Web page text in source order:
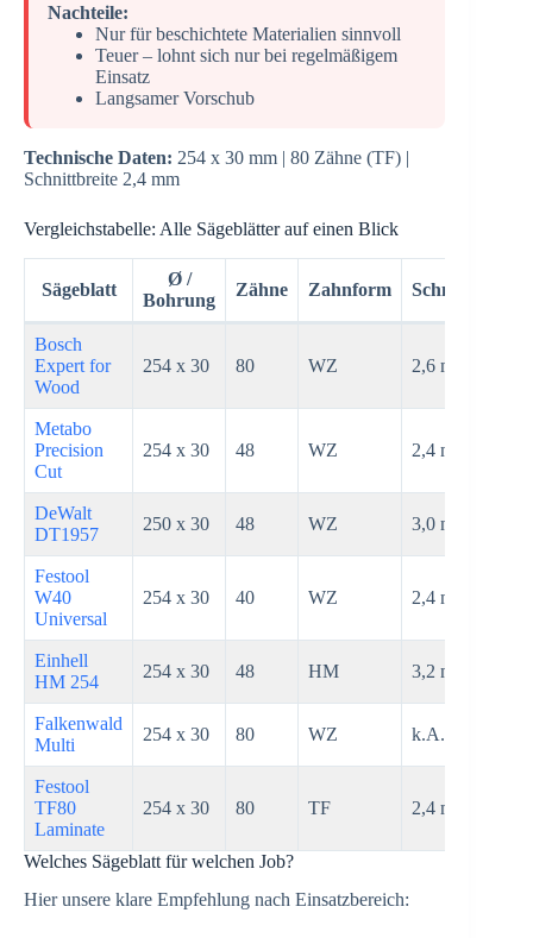
Nachteile:
Nur für beschichtete Materialien sinnvoll
Teuer – lohnt sich nur bei regelmäßigem
Einsatz
Langsamer Vorschub
Technische Daten: 254 x 30 mm | 80 Zähne (TF) |
Schnittbreite 2,4 mm
Vergleichstabelle: Alle Sägeblätter auf einen Blick
Sägeblatt
Ø /
Bohrung
Zähne Zahnform Schnittbreite
Bosch
Expert for
Wood
254 x 30 80 WZ 2,6 mm
Metabo
Precision
Cut
254 x 30 48 WZ 2,4 mm
DeWalt
DT1957
250 x 30 48 WZ 3,0 mm
Festool
W40
Universal
254 x 30 40 WZ 2,4 mm
Einhell
HM 254
254 x 30 48 HM 3,2 mm
Falkenwald
Multi
254 x 30 80 WZ k.A.
Festool
TF80
Laminate
254 x 30 80 TF 2,4 mm
Welches Sägeblatt für welchen Job?
Hier unsere klare Empfehlung nach Einsatzbereich: